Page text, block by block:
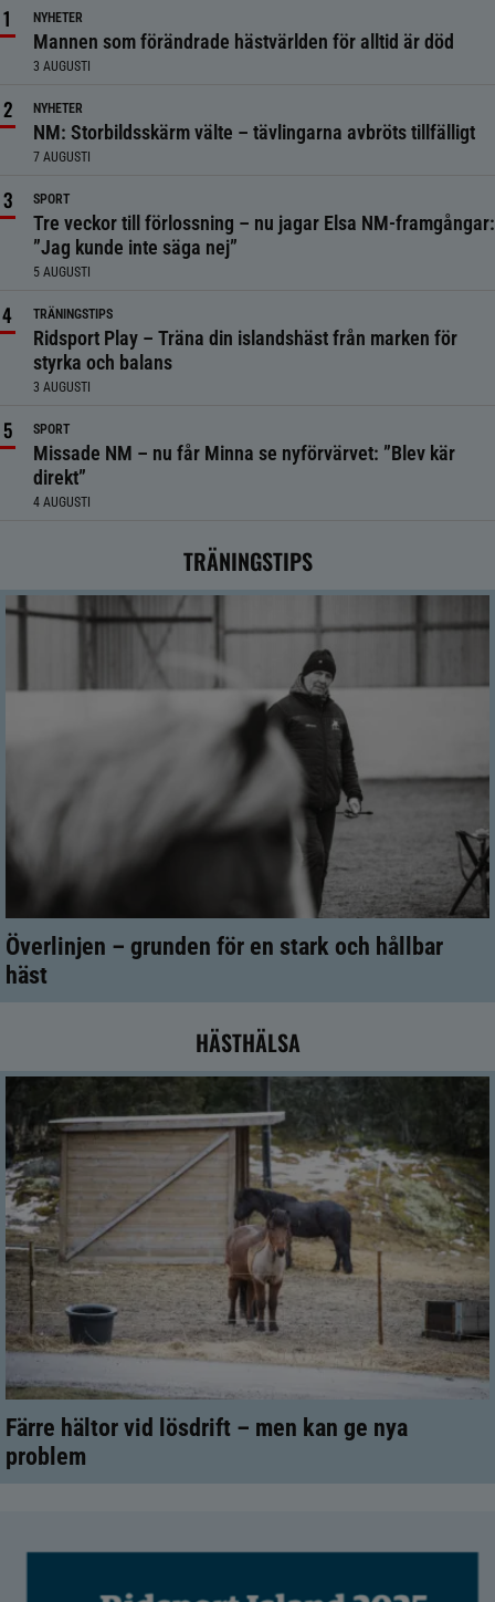
NYHETER
Mannen som förändrade hästvärlden för alltid är död
3 AUGUSTI
NYHETER
NM: Storbildsskärm välte – tävlingarna avbröts tillfälligt
7 AUGUSTI
SPORT
Tre veckor till förlossning – nu jagar Elsa NM-framgångar:
”Jag kunde inte säga nej”
5 AUGUSTI
TRÄNINGSTIPS
Ridsport Play – Träna din islandshäst från marken för
styrka och balans
3 AUGUSTI
SPORT
Missade NM – nu får Minna se nyförvärvet: ”Blev kär
direkt”
4 AUGUSTI
TRÄNINGSTIPS
Överlinjen – grunden för en stark och hållbar
häst
HÄSTHÄLSA
Färre hältor vid lösdrift – men kan ge nya
problem